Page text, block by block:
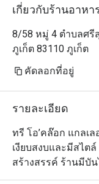
เกี่ยวกับร้านอาหา
8/58 หมู่ 4 ตำบลศรี
ภูเก็ต 83110 ภูเก็ต
คัดลอกที่อยู่
รายละเอียด
ทรี โอ’คล๊อก แกลเ
เงียบสงบและมีสไต
สร้างสรรค์ ร้านมีบั
ด้วยหลังคากระจกแ